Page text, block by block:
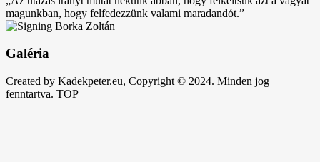
magunkban, hogy felfedezzünk valami maradandót.”
Galéria
Created by Kadekpeter.eu, Copyright © 2024. Minden jog
fenntartva. TOP